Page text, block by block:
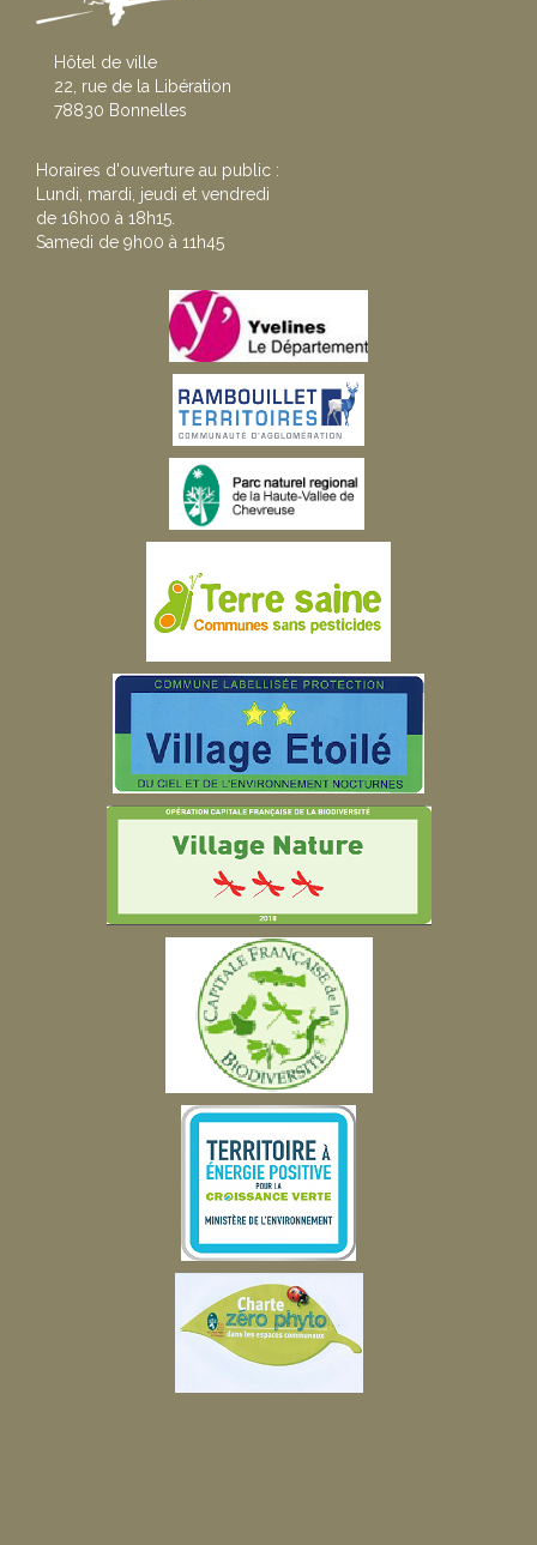
Hôtel de ville
22, rue de la Libération
78830 Bonnelles
Horaires d'ouverture au public :
Lundi, mardi, jeudi et vendredi
de 16h00 à 18h15.
Samedi de 9h00 à 11h45